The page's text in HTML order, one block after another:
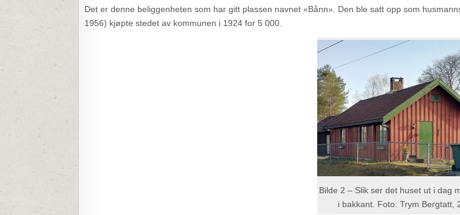
Det er denne beliggenheten som har gitt plassen navnet «Bånn». Den ble satt opp som
1956) kjøpte stedet av kommunen i 1924 for 5 000.
Bilde 2 – Slik ser det huset ut i dag
i bakkant. Foto: Trym Bergtatt,